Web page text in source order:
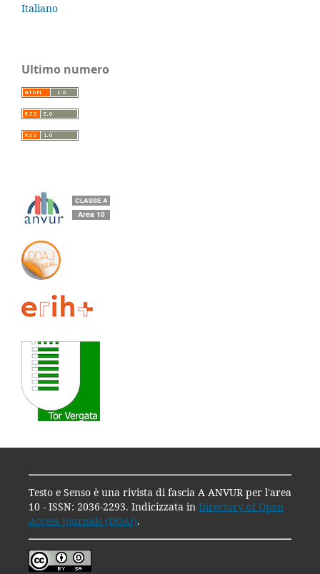
Italiano
Ultimo numero
Testo e Senso è una rivista di fascia A ANVUR per l'area
10 - ISSN: 2036-2293. Indicizzata in Directory of Open
Access Journals (DOAJ).